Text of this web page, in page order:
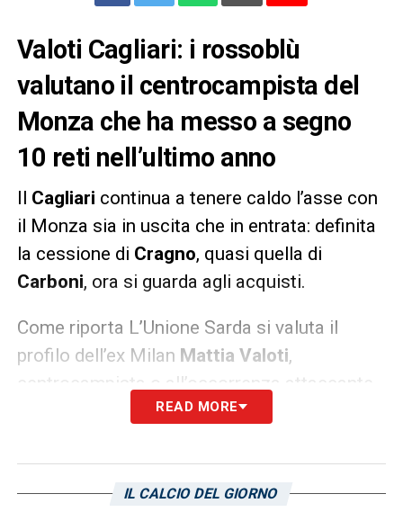
Valoti Cagliari: i rossoblù
valutano il centrocampista del
Monza che ha messo a segno
10 reti nell’ultimo anno
Il Cagliari continua a tenere caldo l’asse con
il Monza sia in uscita che in entrata: definita
la cessione di Cragno, quasi quella di
Carboni, ora si guarda agli acquisti.
Come riporta L’Unione Sarda si valuta il
profilo dell’ex Milan Mattia Valoti,
centrocampista o all’occorrenza attaccante,
che nella scorsa stagione conclusa con la
cartellino per ben 10 volte.
READ MORE
IL CALCIO DEL GIORNO